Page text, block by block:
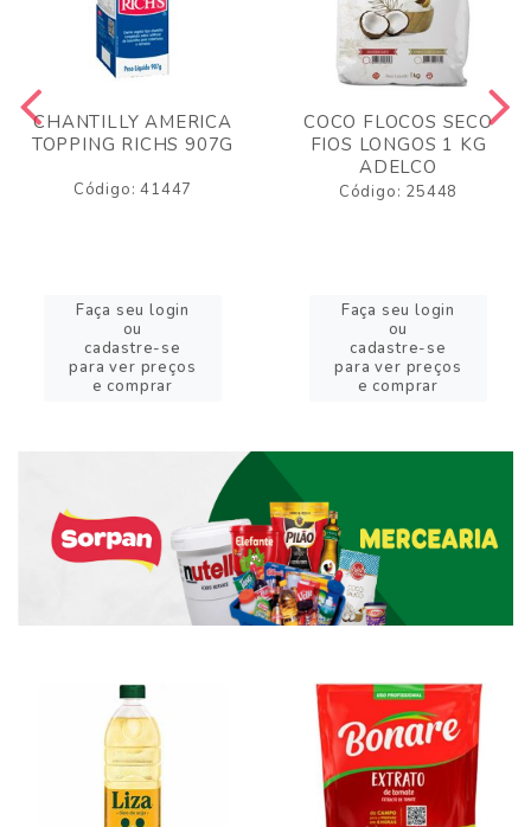
CHANTILLY AMERICA
TOPPING RICHS 907G
Código: 41447
Faça seu login
ou
cadastre-se
para ver preços
e comprar
COCO FLOCOS SECO
FIOS LONGOS 1 KG
ADELCO
Código: 25448
Faça seu login
ou
cadastre-se
para ver preços
e comprar